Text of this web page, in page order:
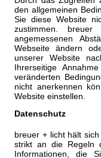
den allgemeinen
Sie diese Website
zustimmen.
angemessenen
Webseite ändern
unserer Website
Ihrerseitige
veränderten
nicht anerkennen
Website einstellen.
Datenschutz
breuer + licht hält
strikt an die Regeln
Informationen, die